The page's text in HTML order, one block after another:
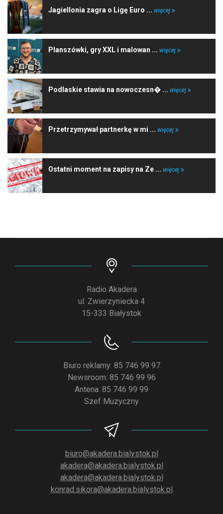
Jagiellonia zagra o Ligę Euro ... więcej
Planszówki, gry XXL i malowan ... więcej
Podlaskie stawia na nowoczesn� ... więcej
Przetrzymywał partnerkę w mi ... więcej
Ostatni moment na zapisy na Ze ... więcej
Radio Akadera
ul. Zwierzyniecka 4
15-333 Białystok
Biuro reklamy: 85 746 99 97
Newsroom: 85 746 99 96
Antena: 85 746 99 99
Szef Muzyczny
biuro@akadera.bialystok.pl
akadera@akadera.bialystok.pl
akadera@akadera.bialystok.pl
konrad.sikora@akadera.bialystok.pl